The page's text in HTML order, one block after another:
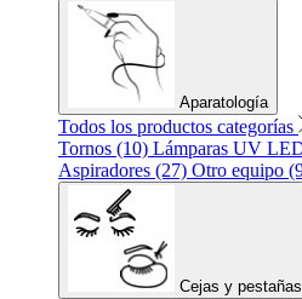
Aparatología
Todos los productos categorías
Tornos (10) Lámparas UV
Aspiradores (27) Otro equipo
Cejas y pestañas